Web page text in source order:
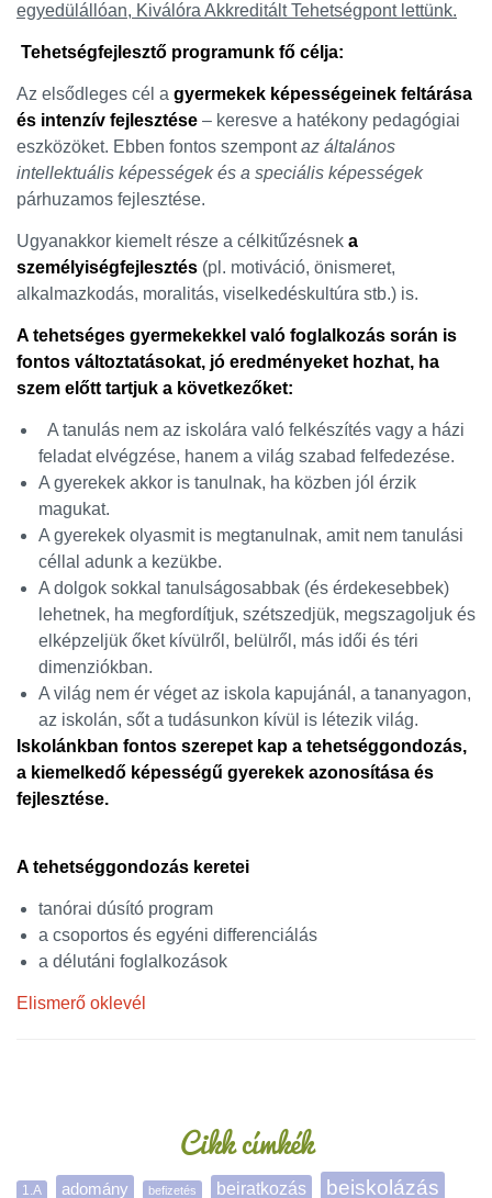
egyedülállóan, Kiválóra Akkreditált Tehetségpont lettünk.
Tehetségfejlesztő programunk fő célja:
Az elsődleges cél a gyermekek képességeinek feltárása
és intenzív fejlesztése – keresve a hatékony pedagógiai
eszközöket. Ebben fontos szempontaz általános
intellektuális képességek és a speciális képességek
párhuzamos fejlesztése.
Ugyanakkor kiemelt része a célkitűzésnek a
személyiségfejlesztés (pl. motiváció, önismeret,
alkalmazkodás, moralitás, viselkedéskultúra stb.) is.
A tehetséges gyermekekkel való foglalkozás során is
fontos változtatásokat, jó eredményeket hozhat, ha
szem előtt tartjuk a következőket:
A tanulás nem az iskolára való felkészítés vagy a házi
feladat elvégzése, hanem a világ szabad felfedezése.
A gyerekek akkor is tanulnak, ha közben jól érzik
magukat.
A gyerekek olyasmit is megtanulnak, amit nem tanulási
céllal adunk a kezükbe.
A dolgok sokkal tanulságosabbak (és érdekesebbek)
lehetnek, ha megfordítjuk, szétszedjük, megszagoljuk és
elképzeljük őket kívülről, belülről, más idői és téri
dimenziókban.
A világ nem ér véget az iskola kapujánál, a tananyagon,
az iskolán, sőt a tudásunkon kívül is létezik világ.
Iskolánkban fontos szerepet kap a tehetséggondozás,
a kiemelkedő képességű gyerekek azonosítása és
fejlesztése.
A tehetséggondozás keretei
tanórai dúsító program
a csoportos és egyéni differenciálás
a délutáni foglalkozások
Elismerő oklevél
Cikk címkék
1.A adomány befizetés beiratkozás beiskolázás